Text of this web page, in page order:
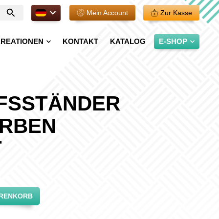
Geben
Suche
DE. Mein Account Zur Kasse
KONTAKT KATALOG E-SHOP